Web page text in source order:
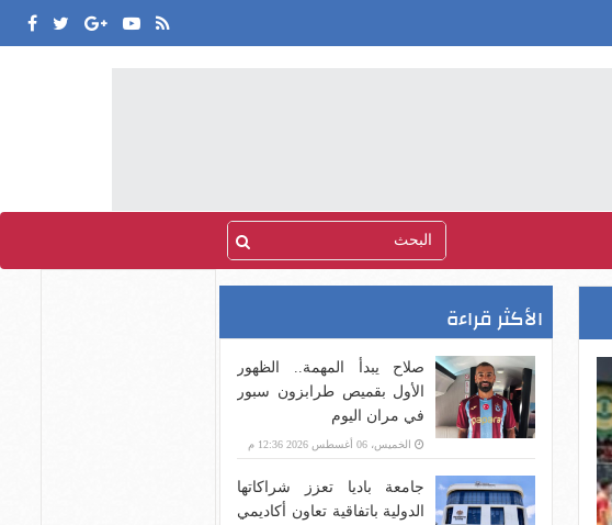
الأكثر قراءة
صلاح يبدأ المهمة.. الظهور
الأول بقميص طرابزون سبور
في مران اليوم
الخميس، 06 أغسطس 2026 12:36 م
جامعة باديا تعزز شراكاتها
الدولية باتفاقية تعاون أكاديمي